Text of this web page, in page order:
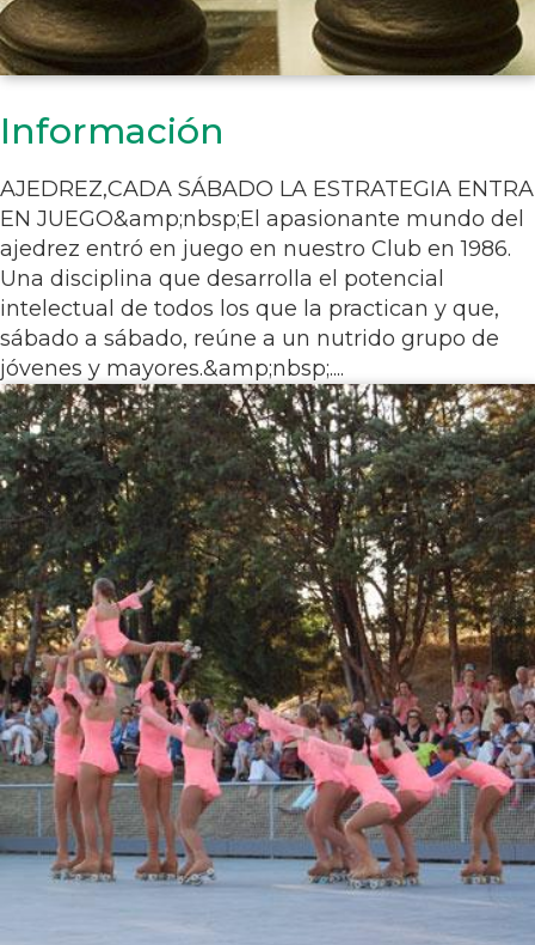
Información
AJEDREZ,CADA SÁBADO LA ESTRATEGIA ENTRA
EN JUEGO&amp;nbsp;El apasionante mundo del
ajedrez entró en juego en nuestro Club en 1986.
Una disciplina que desarrolla el potencial
intelectual de todos los que la practican y que,
sábado a sábado, reúne a un nutrido grupo de
jóvenes y mayores.&amp;nbsp;....